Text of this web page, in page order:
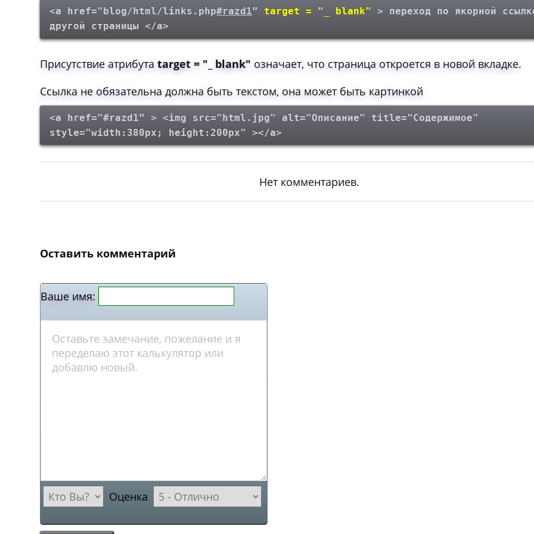
<a href="blog/html/links.php#razd1” target = "_ blank"> переход по якорной
другой страницы </a>
Присутствие атрибутаtarget = "_ blank" означает, что страница откроется в новой вкладке.
Ссылка не обязательна должна быть текстом, она может быть картинкой
<a href="#razd1” > <img src="html.jpg" alt="Описание" title="Содержимое"
style="width:380px; height:200px" ></a>
Нет комментариев.
Оставить комментарий
Ваше имя:
Оценка